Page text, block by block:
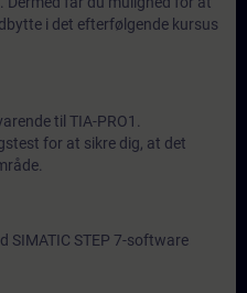
i det efterfølgende kursus
til TIA-PRO1.
for at sikre dig, at det
SIMATIC STEP 7-software